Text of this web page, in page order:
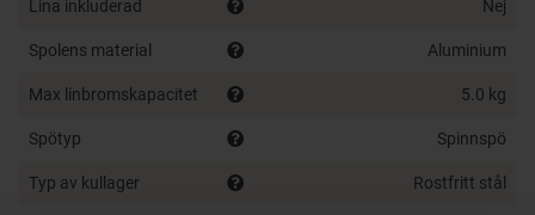
Lina inkluderad Nej
Spolens material Aluminium
Max linbromskapacitet 5.0 kg
Spötyp Spinnspö
Typ av kullager Rostfritt stål